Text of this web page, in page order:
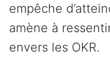
empêche
amène à
envers les OKR.